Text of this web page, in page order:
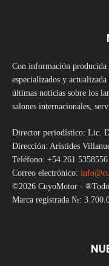
Con información producida
especializados y
últimas noticias sobre los
salones internacionales,
Director periodístico: Lic.
Dirección: Arístides
Teléfono: +54 261 5358556
Correo electrónico:
©2026 CuyoMotor -
Marca registrada №: